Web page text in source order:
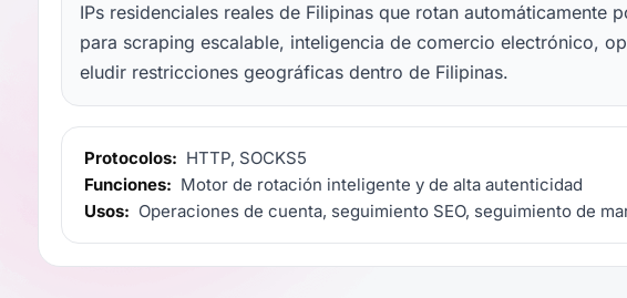
IPs residenciales reales de Filipinas que rotan automáticamente
para scraping escalable, inteligencia de comercio electrónico,
eludir restricciones geográficas dentro de Filipinas.
Protocolos: HTTP, SOCKS5
Funciones: Motor de rotación inteligente y de alta autenticidad
Usos: Operaciones de cuenta, seguimiento SEO, seguimiento de